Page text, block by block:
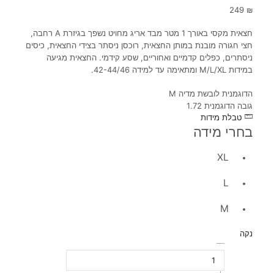
249 ₪
חצאית מקסי באורך 1 מטר מבד אריג מחויט נשפך בגיזרת A רחבה,
חצי חגורה מובנת במותן החצאית, רוכסן ניסתר בצידי החצאית, כיסים
ניסתרים, כפלים קדמיים ואחוריים, שסע קידמי. החצאית מגיעה
במידות M/L/XL ומתאימה עד למידה 42-44/46.
הדוגמנית לובשת מדיה M
גובה הדוגמנית 1.72
טבלת מידות
בחרי מידה
XL
L
M
נקה